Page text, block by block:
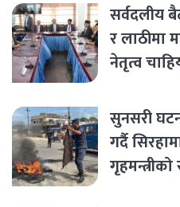
सर्वदलीय
र लाठीमा
नेतृत्व
सुनसरी
गर्दै